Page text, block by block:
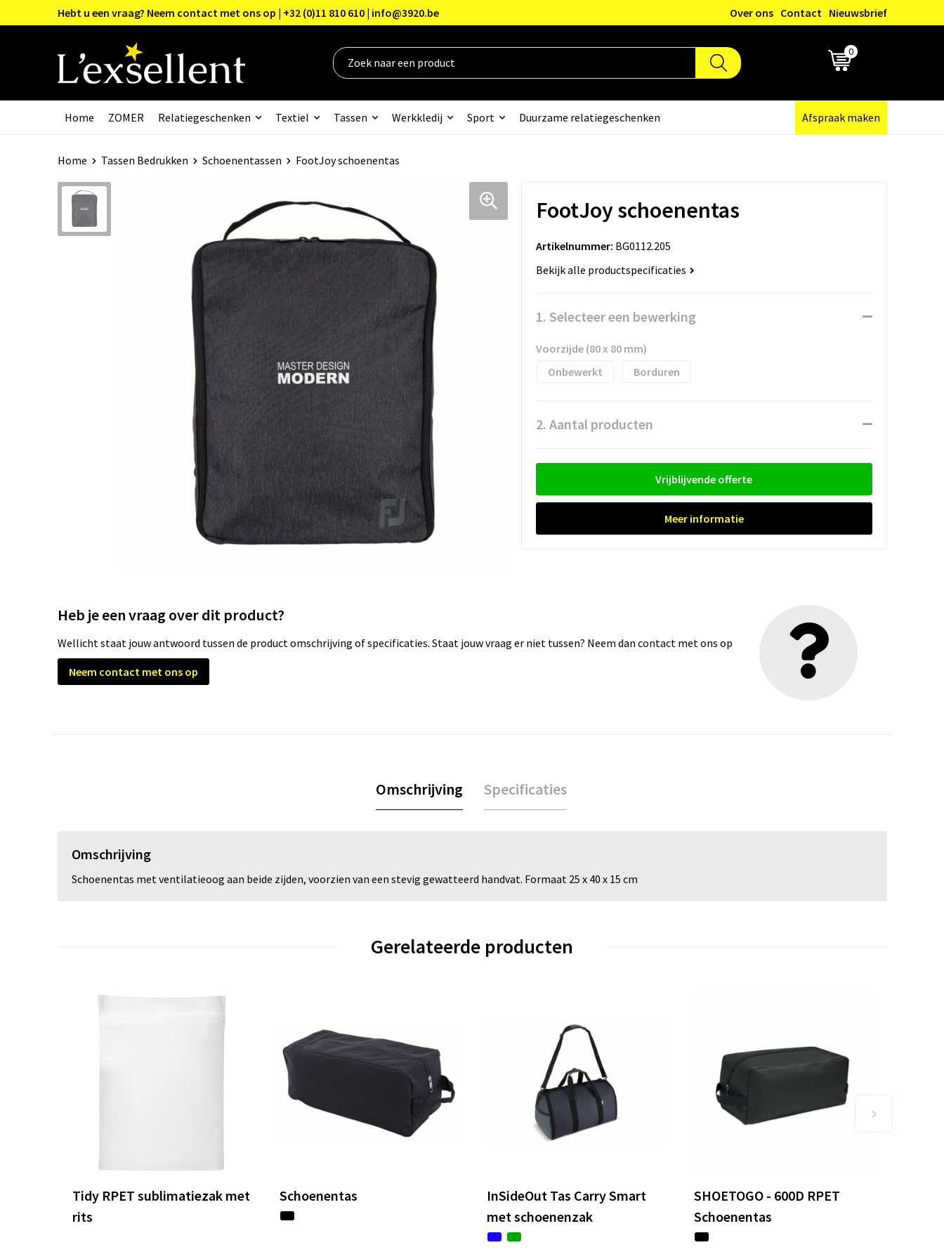
Hebt u een vraag? Neem contact met ons op | +32 (0)11 810 610 | info@3920.be Over ons Contact Nieuwsbrief
0
Home ZOMER Relatiegeschenken Textiel Tassen Werkkledij Sport Duurzame relatiegeschenken Afspraak maken
Home Tassen Bedrukken Schoenentassen FootJoy schoenentas
FootJoy schoenentas
Artikelnummer: BG0112.205
Bekijk alle productspecificaties
1. Selecteer een bewerking
Voorzijde (80 x 80 mm)
Onbewerkt
Borduren
2. Aantal producten
Vrijblijvende offerte
Meer informatie
Heb je een vraag over dit product?
Wellicht staat jouw antwoord tussen de product omschrijving of specificaties. Staat jouw vraag er niet tussen? Neem dan contact met ons op
Neem contact met ons op
Omschrijving Specificaties
Omschrijving
Schoenentas met ventilatieoog aan beide zijden, voorzien van een stevig gewatteerd handvat. Formaat 25 x 40 x 15 cm
Gerelateerde producten
Tidy RPET sublimatiezak met
rits
Schoenentas
InSideOut Tas Carry Smart
met schoenenzak
SHOETOGO - 600D RPET
Schoenentas